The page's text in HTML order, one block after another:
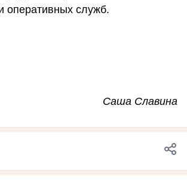
оперативных служб.
Саша Славина